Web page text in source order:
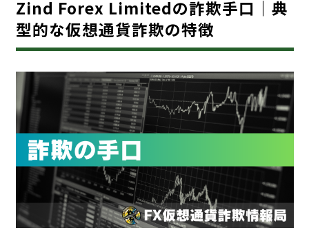
Zind Forex Limitedの詐欺手口｜典
型的な仮想通貨詐欺の特徴